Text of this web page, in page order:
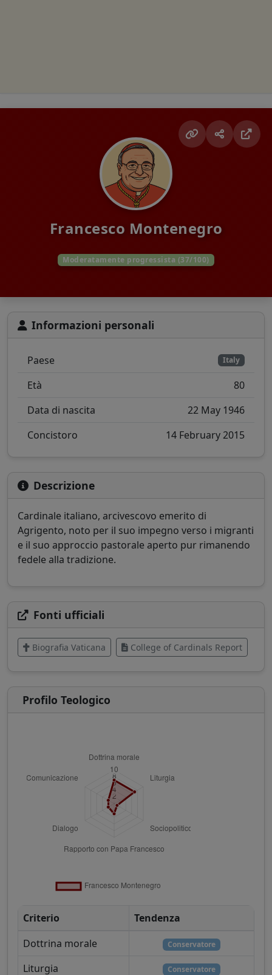
Francesco Montenegro
Moderatamente progressista (37/100)
Informazioni personali
Paese Italy
Età
80
Data di nascita
22 May 1946
Concistoro
14 February 2015
Descrizione
Cardinale italiano, arcivescovo emerito di
Agrigento, noto per il suo impegno verso i migranti
e il suo approccio pastorale aperto pur rimanendo
fedele alla tradizione.
Fonti ufficiali
Biografia Vaticana College of Cardinals Report
Profilo Teologico
Criterio
Tendenza
Dottrina morale
Conservatore
Liturgia Conservatore